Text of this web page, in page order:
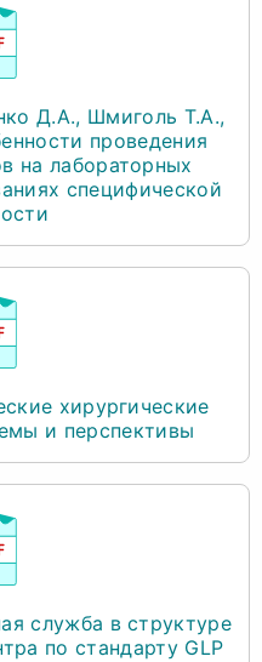
Д.А., Шмиголь Т.А.,
проведения
на лабораторных
специфической
хирургические
и перспективы
служба в структуре
по стандарту GLP